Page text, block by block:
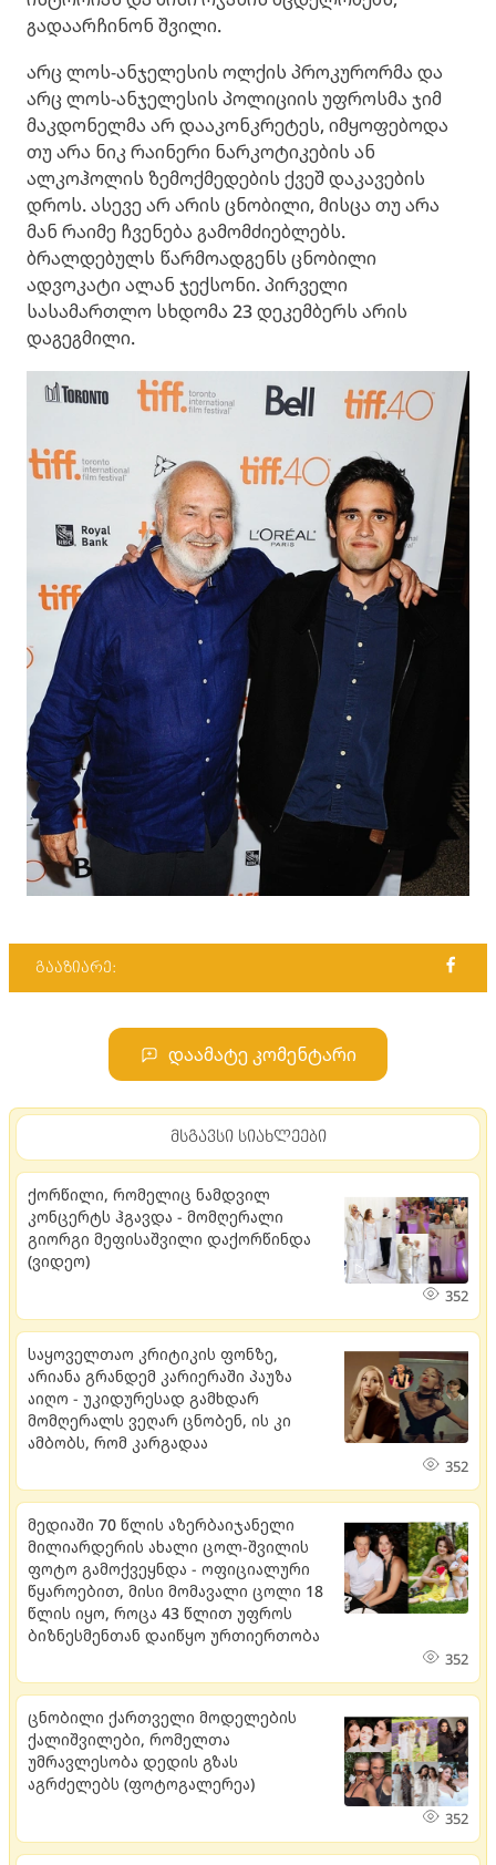
გადაარჩინონ შვილი.
არც ლოს-ანჯელესის ოლქის პროკურორმა და
არც ლოს-ანჯელესის პოლიციის უფროსმა ჯიმ
მაკდონელმა არ დააკონკრეტეს, იმყოფებოდა
თუ არა ნიკ რაინერი ნარკოტიკების ან
ალკოჰოლის ზემოქმედების ქვეშ დაკავების
დროს. ასევე არ არის ცნობილი, მისცა თუ არა
მან რაიმე ჩვენება გამომძიებლებს.
ბრალდებულს წარმოადგენს ცნობილი
ადვოკატი ალან ჯექსონი. პირველი
სასამართლო სხდომა 23 დეკემბერს არის
დაგეგმილი.
გააზიარე:
დაამატე კომენტარი
მსგავსი სიახლეები
ქორწილი, რომელიც ნამდვილ
კონცერტს ჰგავდა - მომღერალი
გიორგი მეფისაშვილი დაქორწინდა
(ვიდეო)
352
საყოველთაო კრიტიკის ფონზე,
არიანა გრანდემ კარიერაში პაუზა
აიღო - უკიდურესად გამხდარ
მომღერალს ვეღარ ცნობენ, ის კი
ამბობს, რომ კარგადაა
352
მედიაში 70 წლის აზერბაიჯანელი
მილიარდერის ახალი ცოლ-შვილის
ფოტო გამოქვეყნდა - ოფიციალური
წყაროებით, მისი მომავალი ცოლი 18
წლის იყო, როცა 43 წლით უფროს
ბიზნესმენთან დაიწყო ურთიერთობა
352
ცნობილი ქართველი მოდელების
ქალიშვილები, რომელთა
უმრავლესობა დედის გზას
აგრძელებს (ფოტოგალერეა)
352